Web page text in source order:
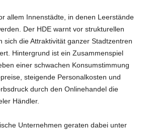
allem Innenstädte, in denen Leerstände
Der HDE warnt vor strukturellen
sich die Attraktivität ganzer Stadtzentren
Hintergrund ist ein Zusammenspiel
einer schwachen Konsumstimmung
steigende Personalkosten und
durch den Onlinehandel die
Händler.
Unternehmen geraten dabei unter